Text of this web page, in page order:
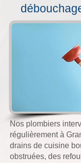
Nos plombiers
régulièrement à
drains de cuisine
obstruées, des